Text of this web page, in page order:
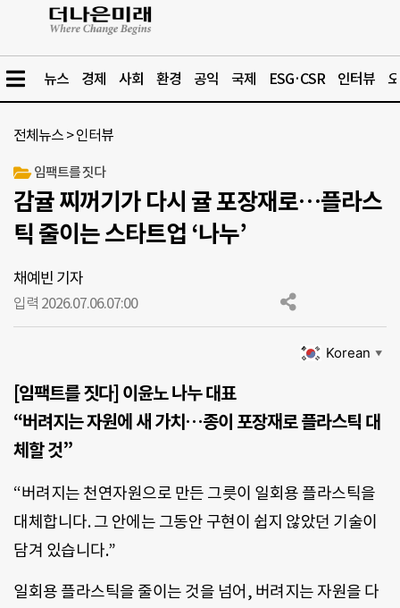
뉴스 경제 사회 환경 공익 국제 ESG·CSR 인터뷰
전체뉴스 >인터뷰
임팩트를 짓다
감귤 찌꺼기가 다시 귤 포장재로…플라스
틱 줄이는 스타트업 ‘나누’
채예빈 기자
입력 2026.07.06.07:00
Korean ▼
[임팩트를 짓다] 이윤노 나누 대표
“버려지는 자원에 새 가치…종이 포장재로 플라스틱 대
체할 것”
“버려지는 천연자원으로 만든 그릇이 일회용 플라스틱을
대체합니다. 그 안에는 그동안 구현이 쉽지 않았던 기술이
담겨 있습니다.”
일회용 플라스틱을 줄이는 것을 넘어, 버려지는 자원을 다